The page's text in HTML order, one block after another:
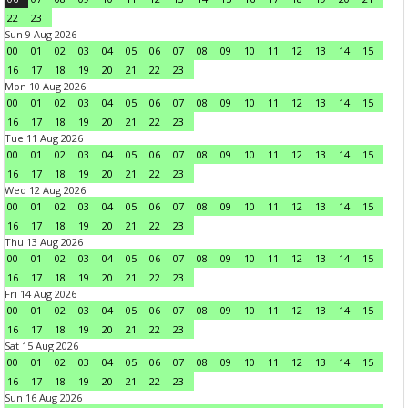
22
23
Sun 9 Aug 2026
00
01 02 03 04 05 06 07 08 09 10 11 12 13 14
15
16
17 18 19 20 21 22
23
Mon 10 Aug 2026
00
01 02 03 04 05 06 07 08 09 10 11 12 13 14
15
16
17 18 19 20 21 22
23
Tue 11 Aug 2026
00
01 02 03 04 05 06 07 08 09 10 11 12 13 14
15
16
17 18 19 20 21 22
23
Wed 12 Aug 2026
00
01 02 03 04 05 06 07 08 09 10 11 12 13 14
15
16
17 18 19 20 21 22
23
Thu 13 Aug 2026
00
01 02 03 04 05 06 07 08 09 10 11 12 13 14
15
16
17 18 19 20 21 22
23
Fri 14 Aug 2026
00
01 02 03 04 05 06 07 08 09 10 11 12 13 14
15
16
17 18 19 20 21 22
23
Sat 15 Aug 2026
00
01 02 03 04 05 06 07 08 09 10 11 12 13 14
15
16
17 18 19 20 21 22
23
Sun 16 Aug 2026